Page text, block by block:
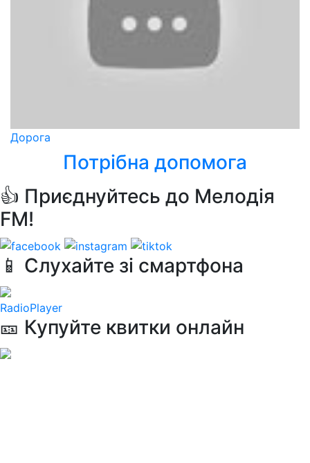
Дорога
Потрібна допомога
👍 Приєднуйтесь до Мелодія
FM!
📱 Слухайте зі смартфона
RadioPlayer
🎫 Купуйте квитки онлайн